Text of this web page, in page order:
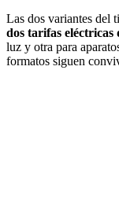
Las dos variantes del
dos tarifas eléctricas
luz y otra para
formatos siguen